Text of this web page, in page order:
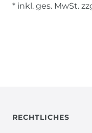
* inkl. ges. MwSt.
RECHTLICHES